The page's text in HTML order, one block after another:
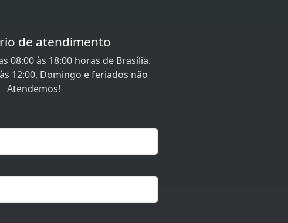
de atendimento
08:00 às 18:00 horas de Brasília.
12:00, Domingo e feriados não
Atendemos!